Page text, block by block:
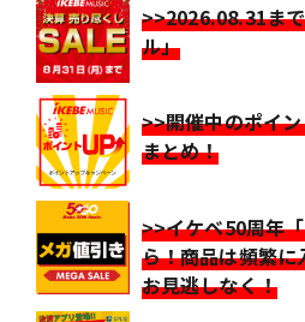
>>2026.08.31ま
ル」
>>開催中のポイ
まとめ！
>>イケベ50周年
ら！商品は頻繁に
お見逃しなく！